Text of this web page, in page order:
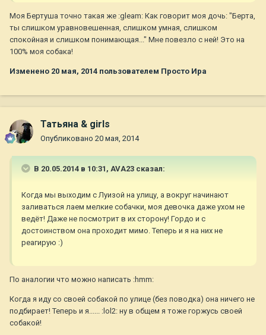
Моя Бертуша точно такая же :gleam: Как говорит моя дочь: "Берта,
ты слишком уравновешенная, слишком умная, слишком
спокойная и слишком понимающая..." Мне повезло с ней! Это на
100% моя собака!
Изменено 20 мая, 2014 пользователем Просто Ира
Татьяна & girls
Опубликовано 20 мая, 2014
В 20.05.2014 в 10:31, AVA23 сказал:
Когда мы выходим с Луизой на улицу, а вокруг начинают
заливаться лаем мелкие собачки, моя девочка даже ухом не
ведёт! Даже не посмотрит в их сторону! Гордо и с
достоинством она проходит мимо. Теперь и я на них не
реагирую :)
По аналогии что можно написать :hmm:
Когда я иду со своей собакой по улице (без поводка) она ничего не
подбирает! Теперь и я...... :lol2: ну в общем я тоже горжусь своей
собакой!